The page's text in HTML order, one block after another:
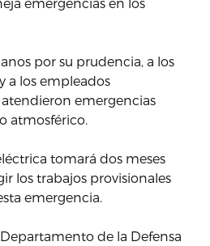
por su prudencia, a los
a los empleados
emergencias
atmosférico.
tomará dos meses
los trabajos provisionales
emergencia.
de la Defensa